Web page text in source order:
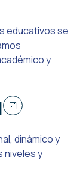
educativos se
y
dinámico y
niveles y